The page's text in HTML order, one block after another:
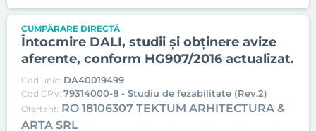
CUMPĂRARE DIRECTĂ
Întocmire DALI, studii și obținere avize
aferente, conform HG907/2016 actualizat.
Cod unic: DA40019499
Cod CPV: 79314000-8 - Studiu de fezabilitate (Rev.2)
Ofertant: RO 18106307 TEKTUM ARHITECTURA &
ARTA SRL